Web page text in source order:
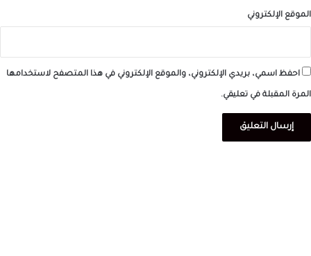
الموقع الإلكتروني
احفظ اسمي، بريدي الإلكتروني، والموقع الإلكتروني في هذا المتصفح لاستخدامها
المرة المقبلة في تعليقي.